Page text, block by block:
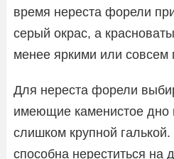
время нереста форели
серый окрас, а
менее яркими или совсем
Для нереста форели
имеющие каменистое дно
слишком крупной
способна нереститься на